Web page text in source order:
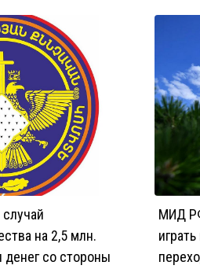
на 2,5 млн.
со стороны
МИД